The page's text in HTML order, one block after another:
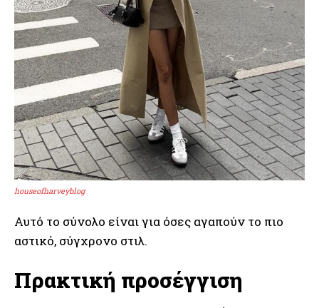
houseofharveyblog
Αυτό το σύνολο είναι για όσες αγαπούν το πιο
αστικό, σύγχρονο στιλ.
Πρακτική προσέγγιση